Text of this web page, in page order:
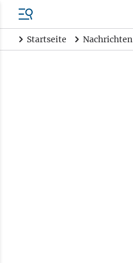
Startseite Nachrichten